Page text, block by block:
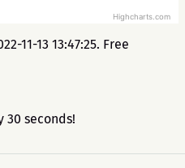
Highcharts.com
11-13 13:47:25. Free
seconds!